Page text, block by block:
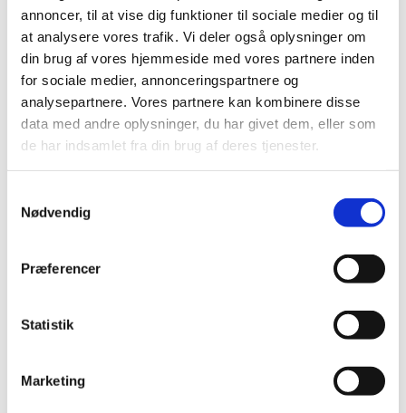
annoncer, til at vise dig funktioner til sociale medier og til
at analysere vores trafik. Vi deler også oplysninger om
din brug af vores hjemmeside med vores partnere inden
for sociale medier, annonceringspartnere og
analysepartnere. Vores partnere kan kombinere disse
data med andre oplysninger, du har givet dem, eller som
de har indsamlet fra din brug af deres tjenester.
Nødvendig
Præferencer
Statistik
Marketing
Ændringer på hjemmesiden for virksomheder,
der håndterer cannabis
|10. januar 2023|
Lægemiddelstyrelsen har i dag foretaget nogle mindre
ændringer på hjemmesiden, som er relevant for…
EMA undersøger, om miljøpåvirkningen fra
revurderes
Frem til 31. marts 2023 er der offentlig høring om,
Forslag til lovændring af forordningen om
|6. januar 2023